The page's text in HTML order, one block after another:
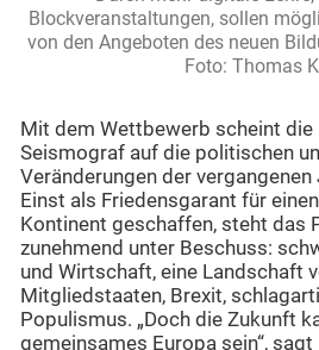
Blockveranstaltungen, sollen
von den Angeboten des neuen
Foto: Thomas
Mit dem Wettbewerb scheint die
Seismograf auf die politischen
Veränderungen der vergangenen
Einst als Friedensgarant für
Kontinent geschaffen, steht das
zunehmend unter Beschuss:
und Wirtschaft, eine Landschaft
Mitgliedstaaten, Brexit,
Populismus. „Doch die Zukunft
gemeinsames Europa sein“,